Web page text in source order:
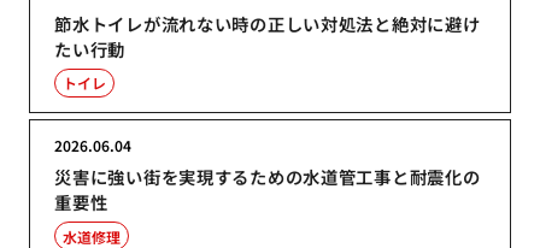
節水トイレが流れない時の正しい対処法と絶対に避け
たい行動
トイレ
災害に強い街を実現するための水道管工事と耐震化の
重要性
2026.06.04
水道修理